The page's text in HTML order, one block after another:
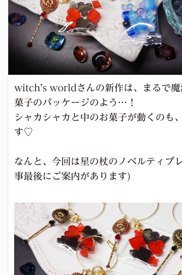
witch’s worldさんの新作は、まるで魔
菓子のパッケージのよう…！
シャカシャカと中のお菓子が動くのも
す♡
なんと、今回は星の杖のノベルティプ
事最後にご案内があります)